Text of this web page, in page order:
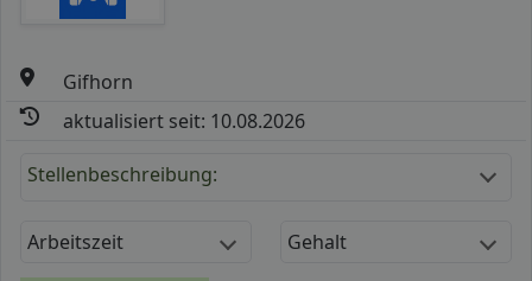
Gifhorn
aktualisiert seit: 10.08.2026
Stellenbeschreibung:
Arbeitszeit Gehalt